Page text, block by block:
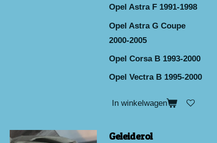
Opel Astra F 1991-1998
Opel Astra G Coupe
2000-2005
Opel Corsa B 1993-2000
Opel Vectra B 1995-2000
In winkelwagen
Geleiderol